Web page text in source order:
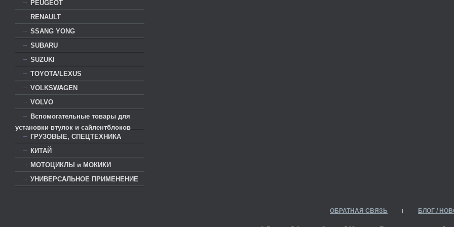
PEUGEOT
RENAULT
SSANG YONG
SUBARU
SUZUKI
TOYOTA/LEXUS
VOLKSWAGEN
VOLVO
Вспомогательные товары для
установки втулок и сайлентблоков
ГРУЗОВЫЕ, СПЕЦТЕХНИКА
КИТАЙ
МОТОЦИКЛЫ и МОКИКИ
УНИВЕРСАЛЬНОЕ ПРИМЕНЕНИЕ
ОБРАТНАЯ СВЯЗЬ БЛОГ /